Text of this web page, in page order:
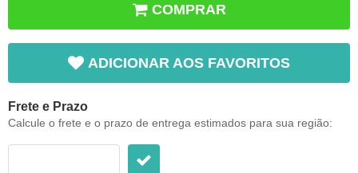
COMPRAR
ADICIONAR AOS FAVORITOS
Frete e Prazo
Calcule o frete e o prazo de entrega estimados para sua região: